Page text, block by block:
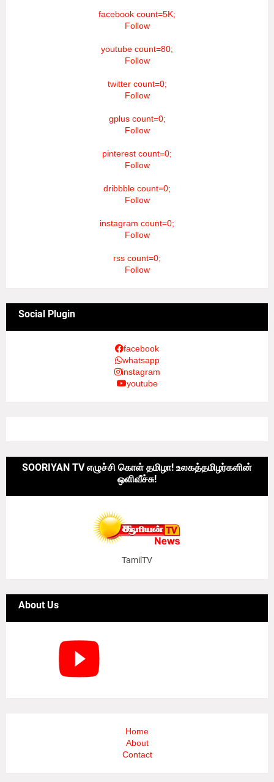
facebook count=5K;
Follow
youtube count=80;
Follow
twitter count=0;
Follow
gplus count=0;
Follow
pinterest count=0;
Follow
dribbble count=0;
Follow
instagram count=0;
Follow
rss count=0;
Follow
Social Plugin
facebook
whatsapp
instagram
youtube
SOORIYAN TV எழுச்சி கொள் தமிழா! உலகத்தமிழர்களின்
ஒளிவீச்சு!
TamilTV
About Us
Home
About
Contact